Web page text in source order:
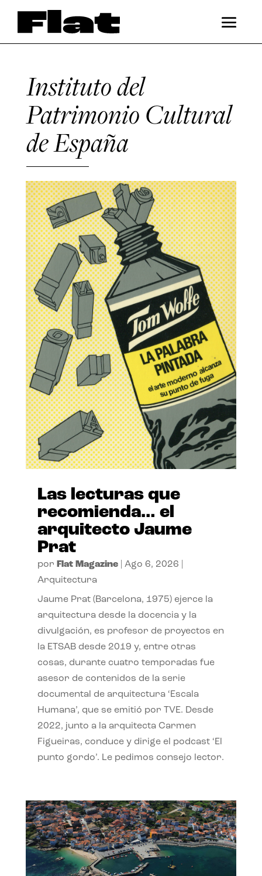
Instituto del
Patrimonio Cultural
de España
Las lecturas que
recomienda… el
arquitecto Jaume
Prat
por Flat Magazine| Ago 6, 2026
Arquitectura
Jaume Prat (Barcelona, 1975) ejerce la
arquitectura desde la docencia y la
divulgación, es profesor de proyectos en
la ETSAB desde 2019 y, entre otras
cosas, durante cuatro temporadas fue
asesor de contenidos de la serie
documental de arquitectura ‘Escala
Humana’, que se emitió por TVE. Desde
2022, junto a la arquitecta Carmen
Figueiras, conduce y dirige el podcast ‘El
punto gordo’. Le pedimos consejo lector.